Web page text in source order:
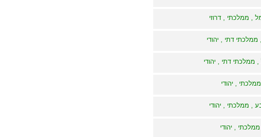
, ממלכתי , דרוזי
ממלכתי דתי , יהודי
, ממלכתי דתי , יהודי
, יהודי
, ממלכתי , יהודי
, יהודי